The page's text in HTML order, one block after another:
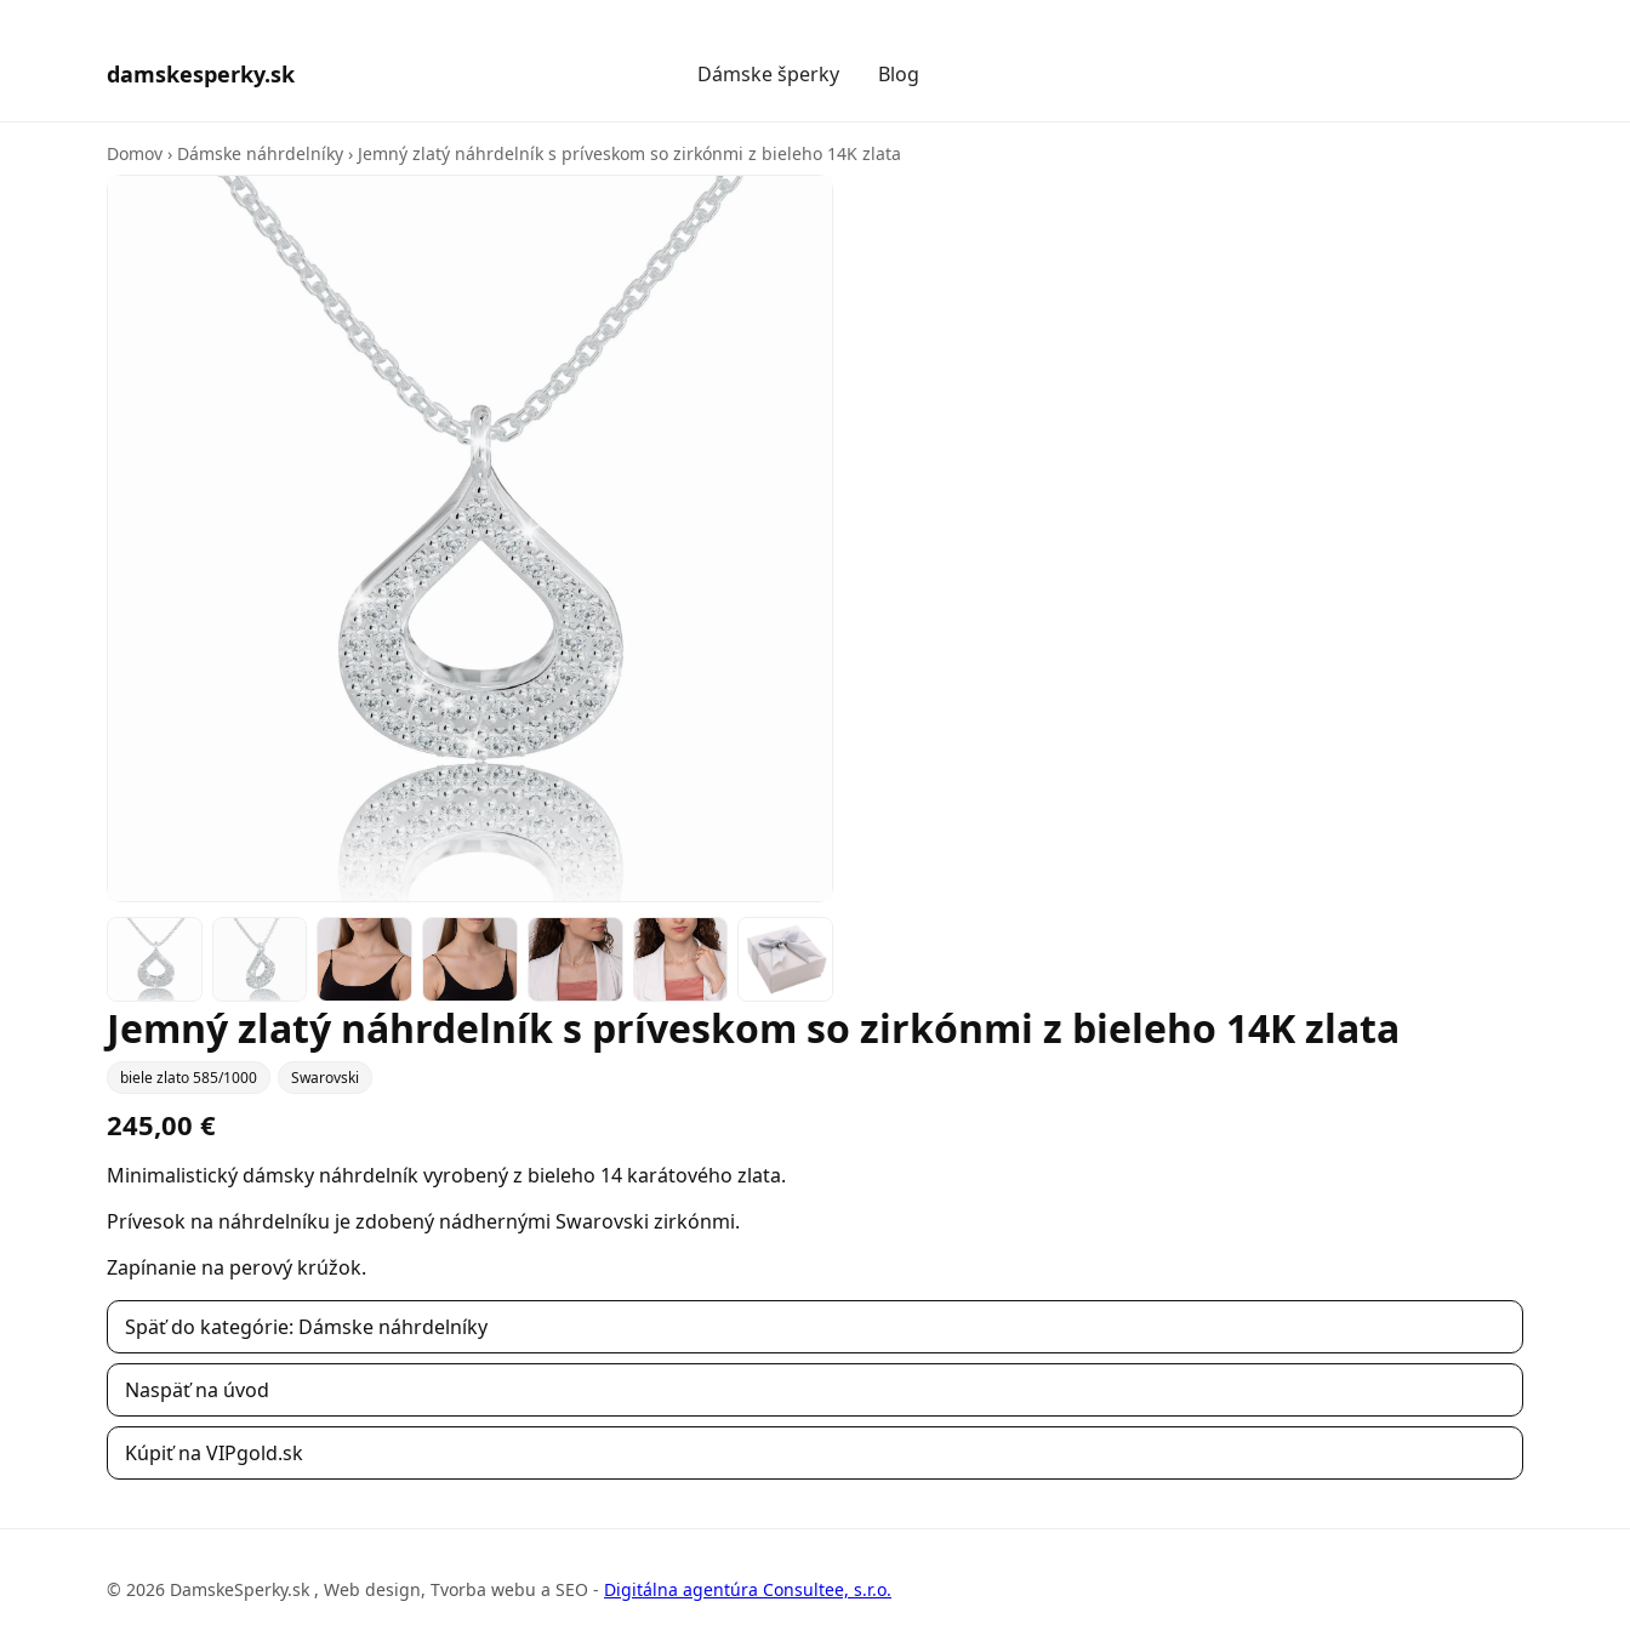
damskesperky.sk Dámske šperky Blog
Domov › Dámske náhrdelníky › Jemný zlatý náhrdelník s príveskom so zirkónmi z bieleho 14K zlata
Jemný zlatý náhrdelník s príveskom so zirkónmi z bieleho 14K zlata
biele zlato 585/1000 Swarovski
245,00 €
Minimalistický dámsky náhrdelník vyrobený z bieleho 14 karátového zlata.
Prívesok na náhrdelníku je zdobený nádhernými Swarovski zirkónmi.
Zapínanie na perový krúžok.
Späť do kategórie: Dámske náhrdelníky
Naspäť na úvod
Kúpiť na VIPgold.sk
© 2026 DamskeSperky.sk , Web design, Tvorba webu a SEO - Digitálna agentúra Consultee, s.r.o.